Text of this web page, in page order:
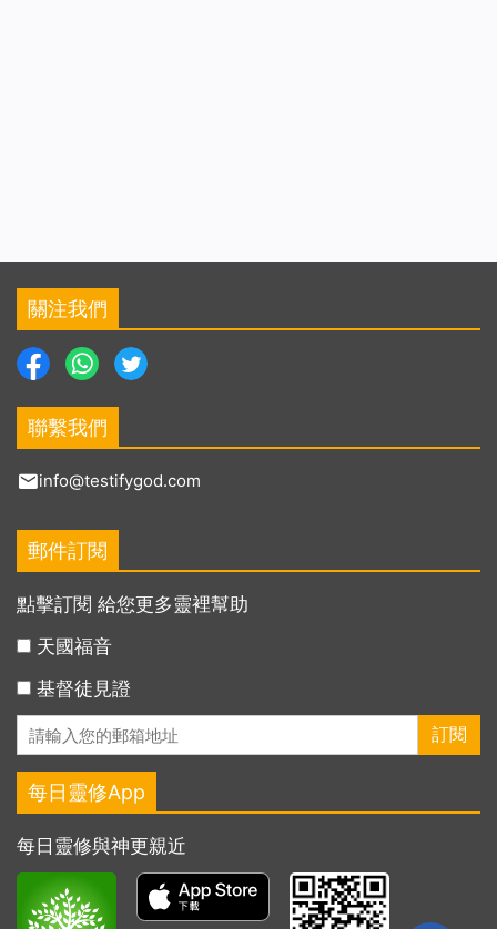
關注我們
聯繫我們
info@testifygod.com
郵件訂閱
點擊訂閱 給您更多靈裡幫助
天國福音
基督徒見證
每日靈修App
每日靈修與神更親近